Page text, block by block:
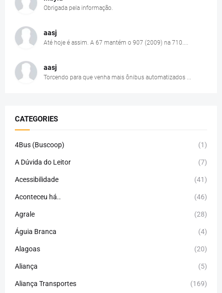
Obrigada pela informação.
aasj
Até hoje é assim. A 67 mantém o 907 (2009) na 710....
aasj
Torcendo para que venha mais ônibus automatizados ...
CATEGORIES
4Bus (Buscoop) (1)
A Dúvida do Leitor (7)
Acessibilidade (41)
Aconteceu há.. (46)
Agrale (28)
Águia Branca (4)
Alagoas (20)
Aliança (5)
Aliança Transportes (169)